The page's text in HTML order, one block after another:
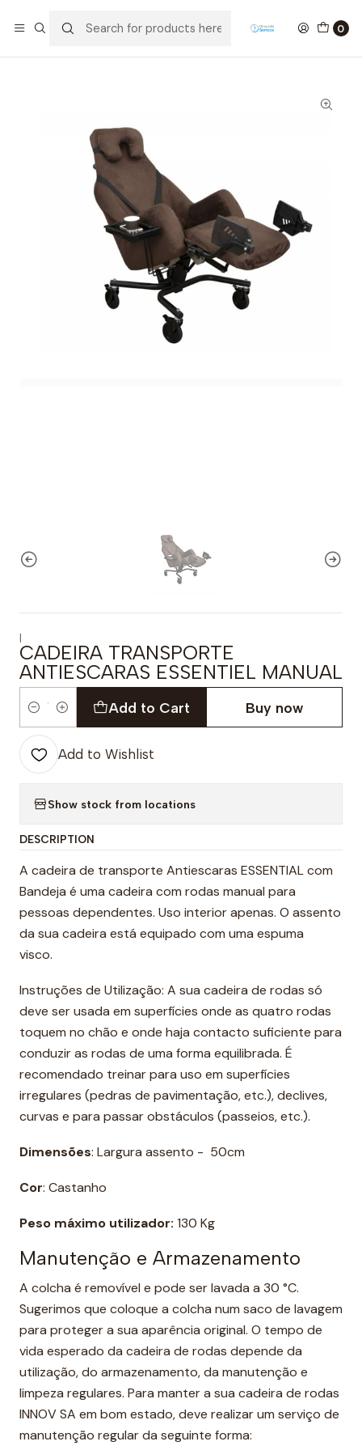
0
Manuais
CADEIRA TRANSPORTE ANTIESCARAS ESSENTIEL MANUAL
|
CADEIRA TRANSPORTE
ANTIESCARAS ESSENTIEL MANUAL
Quantity
Add to Cart Buy now
Add to Wishlist
Show stock from locations
DESCRIPTION
A cadeira de transporte Antiescaras ESSENTIAL com
Bandeja é uma cadeira com rodas manual para
pessoas dependentes. Uso interior apenas. O assento
da sua cadeira está equipado com uma espuma
visco.
Instruções de Utilização: A sua cadeira de rodas só
deve ser usada em superfícies onde as quatro rodas
toquem no chão e onde haja contacto suficiente para
conduzir as rodas de uma forma equilibrada. É
recomendado treinar para uso em superfícies
irregulares (pedras de pavimentação, etc.), declives,
curvas e para passar obstáculos (passeios, etc.).
Dimensões: Largura assento - 50cm
Cor: Castanho
Peso máximo utilizador: 130 Kg
Manutenção e Armazenamento
A colcha é removível e pode ser lavada a 30 °C.
Sugerimos que coloque a colcha num saco de lavagem
para proteger a sua aparência original. O tempo de
vida esperado da cadeira de rodas depende da
utilização, do armazenamento, da manutenção e
limpeza regulares. Para manter a sua cadeira de rodas
INNOV SA em bom estado, deve realizar um serviço de
manutenção regular da seguinte forma: